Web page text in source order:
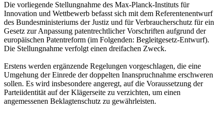
Die vorliegende Stellungnahme des Max-Planck-Instituts für
Innovation und Wettbewerb befasst sich mit dem Referentenentwurf
des Bundesministeriums der Justiz und für Verbraucherschutz für ein
Gesetz zur Anpassung patentrechtlicher Vorschriften aufgrund der
europäischen Patentreform (im Folgenden: Begleitgesetz-Entwurf).
Die Stellungnahme verfolgt einen dreifachen Zweck.
Erstens werden ergänzende Regelungen vorgeschlagen, die eine
Umgehung der Einrede der doppelten Inanspruchnahme erschweren
sollen. Es wird insbesondere angeregt, auf die Voraussetzung der
Parteiidentität auf der Klägerseite zu verzichten, um einen
angemessenen Beklagtenschutz zu gewährleisten.